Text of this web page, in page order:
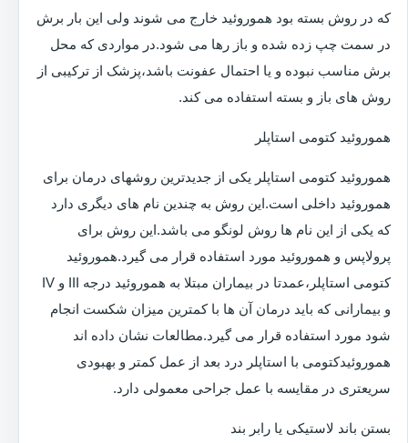
که در روش بسته بود هموروئید خارج می شوند ولی این بار برش
در سمت چپ زده شده و باز رها می شود.در مواردی که محل
برش مناسب نبوده و یا احتمال عفونت باشد،پزشک از ترکیبی از
روش های باز و بسته استفاده می کند.
هموروئید کتومی استاپلر
هموروئید کتومی استاپلر یکی از جدیدترین روشهای درمان برای
هموروئید داخلی است.این روش به چندین نام های دیگری دارد
که یکی از این نام ها روش لونگو می باشد.این روش برای
پرولاپس و هموروئید مورد استفاده قرار می گیرد.هموروئید
کتومی استاپلر،عمدتا در بیماران مبتلا به هموروئید درجه III و IV
و بیمارانی که باید درمان آن ها با کمترین میزان شکست انجام
شود مورد استفاده قرار می گیرد.مطالعات نشان داده اند
هموروئیدکتومی با استاپلر درد بعد از عمل کمتر و بهبودی
سریعتری در مقایسه با عمل جراحی معمولی دارد.
بستن باند لاستیکی یا رابر بند